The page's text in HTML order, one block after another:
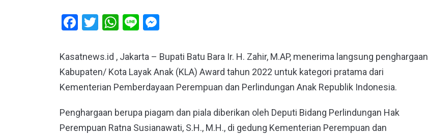
Facebook
Twitter
WhatsApp
Line
Kasatnews.id , Jakarta – Bupati Batu Bara Ir. H. Zahir, M.AP, menerima langsung penghargaan
Kabupaten/ Kota Layak Anak (KLA) Award tahun 2022 untuk kategori pratama dari
Kementerian Pemberdayaan Perempuan dan Perlindungan Anak Republik Indonesia.
Penghargaan berupa piagam dan piala diberikan oleh Deputi Bidang Perlindungan Hak
Perempuan Ratna Susianawati, S.H., M.H., di gedung Kementerian Perempuan dan